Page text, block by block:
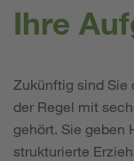
Ihre
Zukünftig sind Sie
der Regel mit
gehört. Sie geben
strukturierte